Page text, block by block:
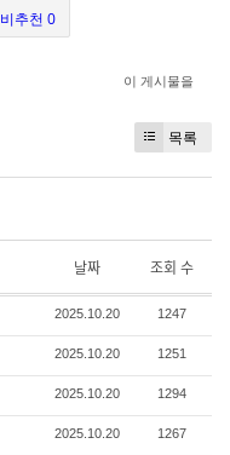
비추천 0
이 게시물을
목록
날짜 조회 수
2025.10.20 1247
2025.10.20 1251
2025.10.20 1294
2025.10.20 1267